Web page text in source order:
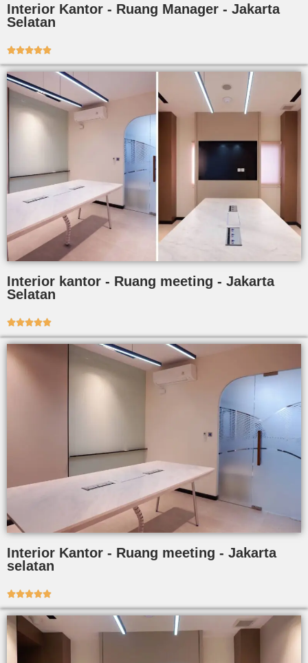
Interior Kantor - Ruang Manager - Jakarta
Selatan

Interior kantor - Ruang meeting - Jakarta
Selatan

Interior Kantor - Ruang meeting - Jakarta
selatan
